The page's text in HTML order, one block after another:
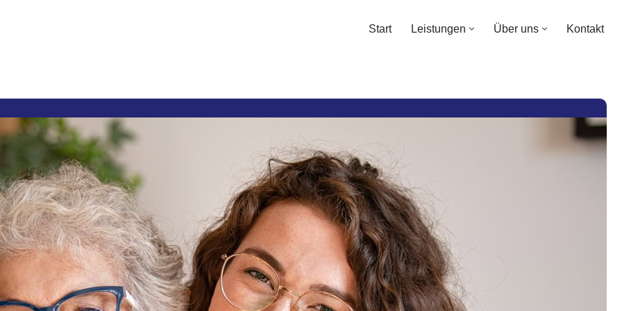
Start Leistungen Über uns Kontakt